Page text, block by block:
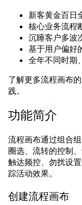
新客黄金百日
核心业务流程
沉睡客户多波
基于用户偏好
全年不同时期
了解更多流程画布
践。
功能简介
流程画布通过组合
圈选、流转的控制
触达频控、勿扰设
踪活动效果。
创建流程画布